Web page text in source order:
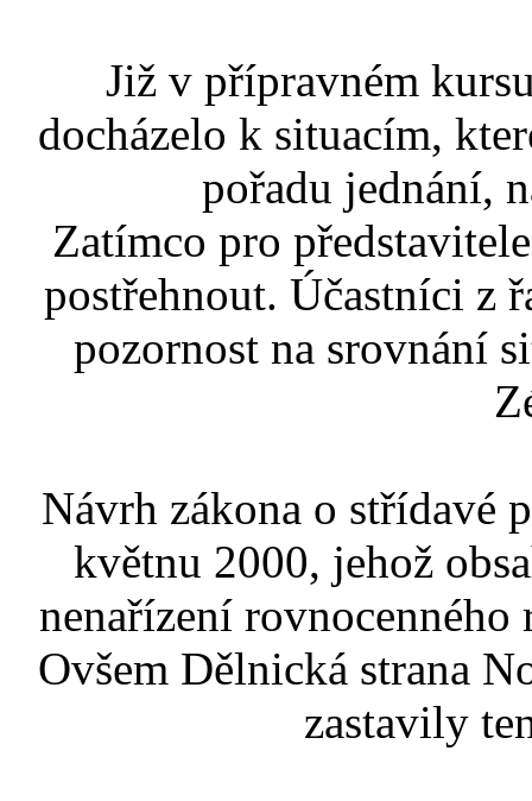
Již v přípravném
docházelo k situacím,
pořadu jednání,
Zatímco pro
postřehnout. Účastníci z
pozornost na srovnání
Návrh zákona o střídavé
květnu 2000, jehož
nenařízení
Ovšem Dělnická strana
zastavily